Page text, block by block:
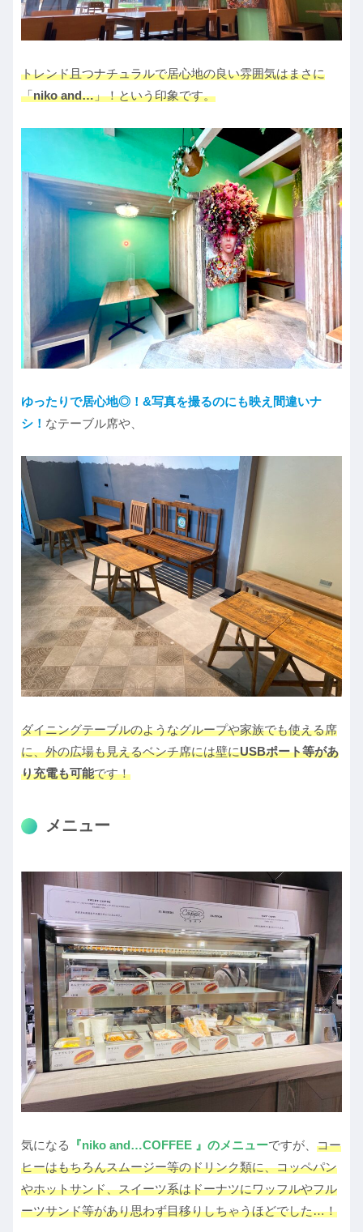
トレンド且つナチュラルで居心地の良い雰囲気はまさに
「niko and…」！という印象です。
ゆったりで居心地◎！&写真を撮るのにも映え間違いナ
シ！ なテーブル席や、
ダイニングテーブルのようなグループや家族でも使える席
に、外の広場も見えるベンチ席には壁にUSBポート等があ
り充電も可能です！
メニュー
気になる 『niko and…COFFEE 』 のメニューですが、 コー
ヒーはもちろんスムージー等のドリンク類に、コッペパン
やホットサンド、スイーツ系はドーナツにワッフルやフル
ーツサンド等があり思わず目移りしちゃうほどでした…！